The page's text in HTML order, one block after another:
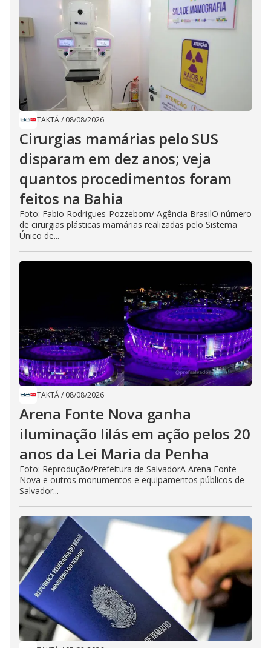
TAKTÁ/ 08/08/2026
Cirurgias mamárias pelo SUS
disparam em dez anos; veja
quantos procedimentos foram
feitos na Bahia
Foto: Fabio Rodrigues-Pozzebom/ Agência BrasilO número
de cirurgias plásticas mamárias realizadas pelo Sistema
Único de...
TAKTÁ/ 08/08/2026
Arena Fonte Nova ganha
iluminação lilás em ação pelos 20
anos da Lei Maria da Penha
Foto: Reprodução/Prefeitura de SalvadorA Arena Fonte
Nova e outros monumentos e equipamentos públicos de
Salvador...